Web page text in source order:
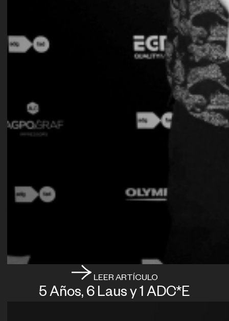
LEER ARTÍCULO
5 Años, 6 Laus y 1 ADC*E